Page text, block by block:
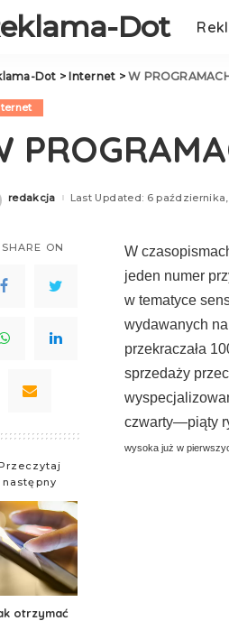
Dot
Dot > Internet >W
Posted
redakcja Last Updated: 6 października,
SHARE ON
następny
otrzymać
W
jeden numer
w tematyce
wydawanych
przekraczała
sprzedaży
czwarty—piąty
wysoka już w